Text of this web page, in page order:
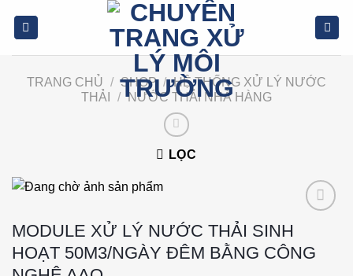
TRANG CHỦ / SHOP / HỆ THỐNG XỬ LÝ NƯỚC
THẢI
/ NƯỚC THẢI NHÀ HÀNG
LỌC
MODULE XỬ LÝ NƯỚC THẢI SINH
HOẠT 50M3/NGÀY ĐÊM BẰNG CÔNG